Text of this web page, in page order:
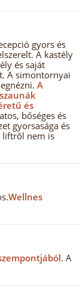
gyors és
A kastély
és saját
A simontornyai
A
és
bőséges és
gyorsasága és
liftről nem is
Wellnes
A